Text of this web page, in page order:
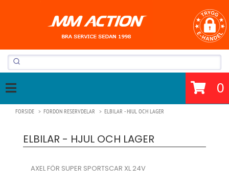
0
FORSIDE FORDON RESERVDELAR ELBILAR - HJUL OCH LAGER
ELBILAR - HJUL OCH LAGER
AXEL FÖR SUPER SPORTSCAR XL 24V